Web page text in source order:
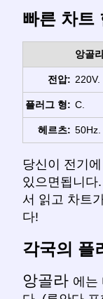
빠른 차트
앙골
전압: 220V.
플러그 형: C.
헤르츠: 50Hz.
당신이 전기
있으면됩니다
서 읽고 차트
다!
각국의 플
앙골라 에는